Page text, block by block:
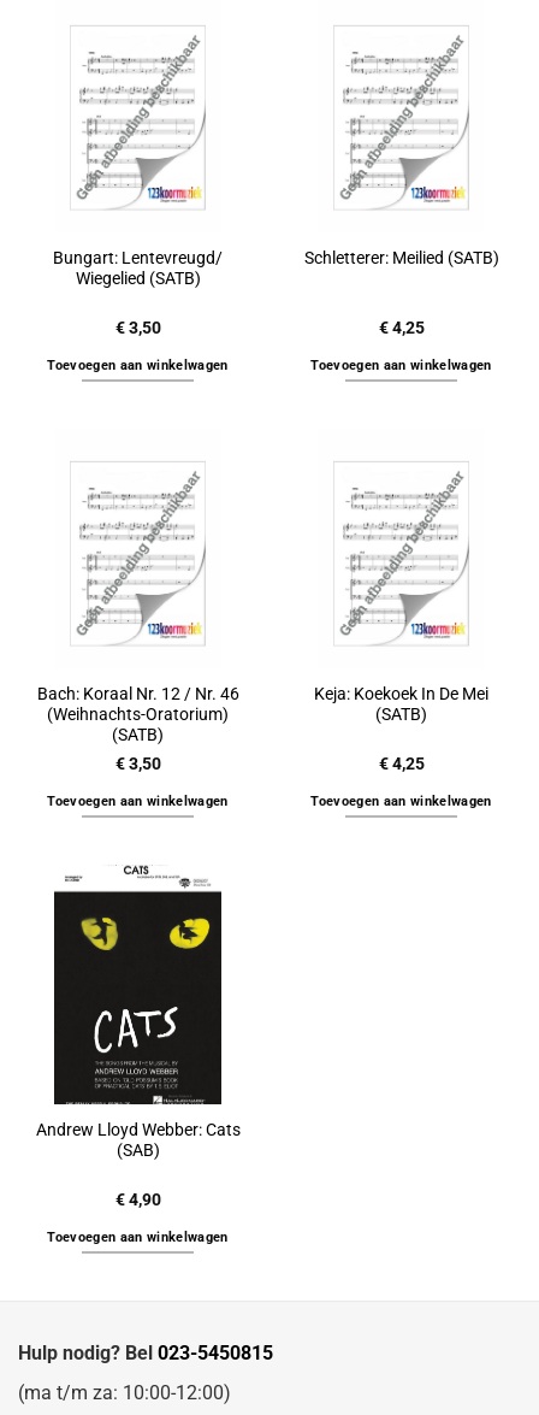
Bungart: Lentevreugd/
Wiegelied (SATB)
€3,50
Toevoegen aan winkelwagen
Schletterer: Meilied (SATB)
€4,25
Toevoegen aan winkelwagen
Bach: Koraal Nr. 12 / Nr. 46
(Weihnachts-Oratorium)
(SATB)
€3,50
Toevoegen aan winkelwagen
Keja: Koekoek In De Mei
(SATB)
€4,25
Toevoegen aan winkelwagen
Andrew Lloyd Webber: Cats
(SAB)
€4,90
Toevoegen aan winkelwagen
Hulp nodig? Bel 023-5450815
(ma t/m za: 10:00-12:00)